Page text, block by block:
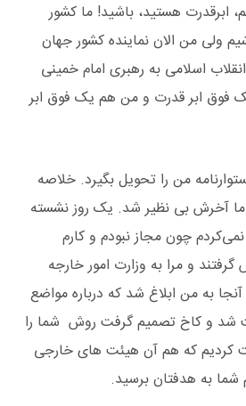
ابرقدرت هستید، باشید! ما کشور
ولی من الان نماینده کشور جهان
اسلامی به رهبری امام خمینی
فوق ابر قدرت و من هم یک فوق ابر
من را تحویل بگیرد. خلاصه
آخرش بی نظیر شد. یک روز نشسته
چون مجاز نبودم و کارم
و مرا به وزارت امور خارجه
به من ابلاغ شد که درباره مواضع
شد و کاخ تصمیم گرفت روش شما را
کردیم که هم آن هیئت های خارجی
به هدفتان برسید.